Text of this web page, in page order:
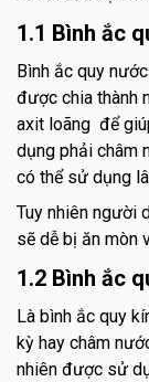
1.1 Bình ắc
Bình ắc quy
được chia thành
axit loãng để
dụng phải châm
có thể sử dụng
Tuy nhiên người
sẽ dễ bị ăn mòn
1.2 Bình ắc
Là bình ắc quy
kỳ hay châm
nhiên được sử